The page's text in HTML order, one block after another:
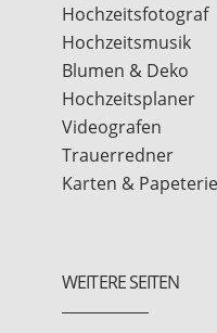
Hochzeitsfotograf
Hochzeitsmusik
Blumen & Deko
Hochzeitsplaner
Videografen
Trauerredner
Karten & Papeterie
WEITERE SEITEN